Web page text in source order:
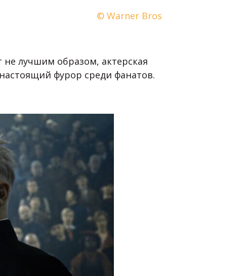
© Warner Bros
лучшим образом, актерская
фурор среди фанатов.